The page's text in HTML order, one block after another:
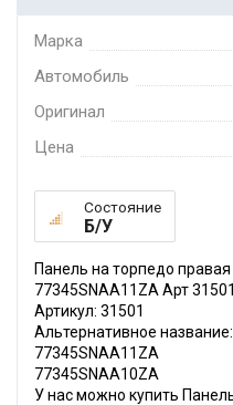
Марка
Автомобиль
Оригинал
Цена
Состояние
Б/У
Панель на торпедо правая
77345SNAA11ZA Арт 31501
Артикул: 31501
Альтернативное
77345SNAA11ZA
77345SNAA10ZA
У нас можно купить